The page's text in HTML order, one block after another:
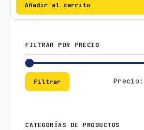
Añadir al carrito
FILTRAR POR PRECIO
Filtrar Precio:
CATEGORÍAS DE PRODUCTOS